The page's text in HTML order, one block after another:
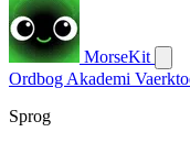
MorseKit
Ordbog Akademi
Sprog